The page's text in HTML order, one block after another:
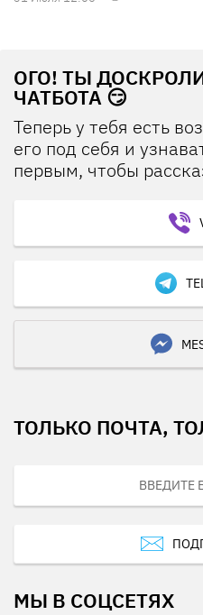
ОГО! ТЫ
ЧАТБОТА 😏
Теперь у тебя есть
его под себя и
первым, чтобы
ТОЛЬКО ПОЧТА,
МЫ В СОЦСЕТЯХ